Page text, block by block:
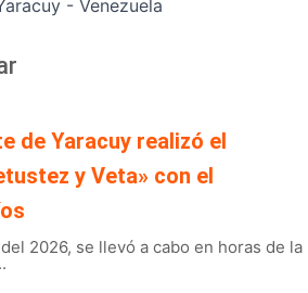
- Venezuela
de Yaracuy realizó el
y Veta» con el
2026, se llevó a cabo en horas de la